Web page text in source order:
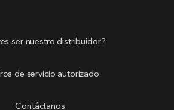
ser nuestro distribuidor?
de servicio autorizado
Contáctanos